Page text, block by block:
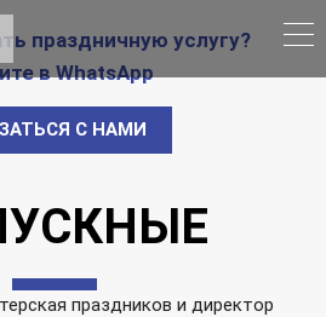
И ПРОВЕДЕНИЕ
ДЛЯ САДОВ, ШКОЛ И
ВУЗОВ
В АГЕНТСТВО
праздничную услугу?
в WhatsApp
C НАМИ
праздников и директор